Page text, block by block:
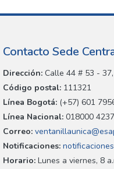
Contacto Sede
Dirección: Calle 44 # 53 -
Código postal: 111321
Línea Bogotá: (+57) 601
Línea Nacional: 018000
Correo:
Notificaciones:
Horario: Lunes a viernes, 8